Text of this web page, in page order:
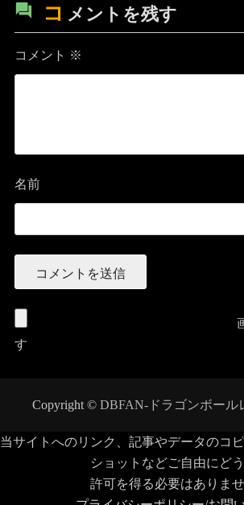
コ メントを残す
コメント ※
名前
す
Copyright © DBFAN-ドラゴンボール
当サイトへのリンク、記事やデータのコ
ショットなどご自由にどう
許可を得る必要はありませ